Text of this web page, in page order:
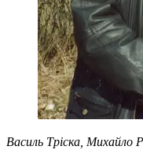
Василь Тріска, Михайло